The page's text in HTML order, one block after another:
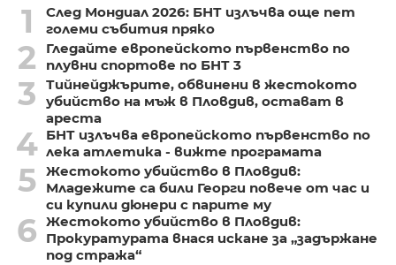
1
След Мондиал 2026: БНТ излъчва още пет
големи събития пряко
2
Гледайте европейското първенство по
плувни спортове по БНТ 3
3
Тийнейджърите, обвинени в жестокото
убийство на мъж в Пловдив, остават в
ареста
4 БНТ излъчва европейското първенство по
лека атлетика - вижте програмата
5 Жестокото убийство в Пловдив:
Младежите са били Георги повече от час и
си купили дюнери с парите му
6 Жестокото убийство в Пловдив:
Прокуратурата внася искане за „задържане
под стража“